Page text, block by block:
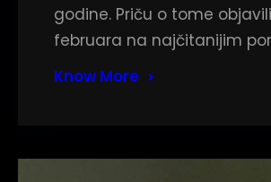
godine. Priču o tome
februara na najčitanijim
Know More